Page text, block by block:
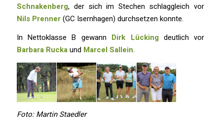
Schnakenberg, der sich im Stechen schlaggleich vor
Nils Prenner(GC Isernhagen) durchsetzen konnte.
In Nettoklasse B gewann Dirk Lückingdeutlich vor
Barbara Ruckaund Marcel Sallein.
Foto: Martin Staedler